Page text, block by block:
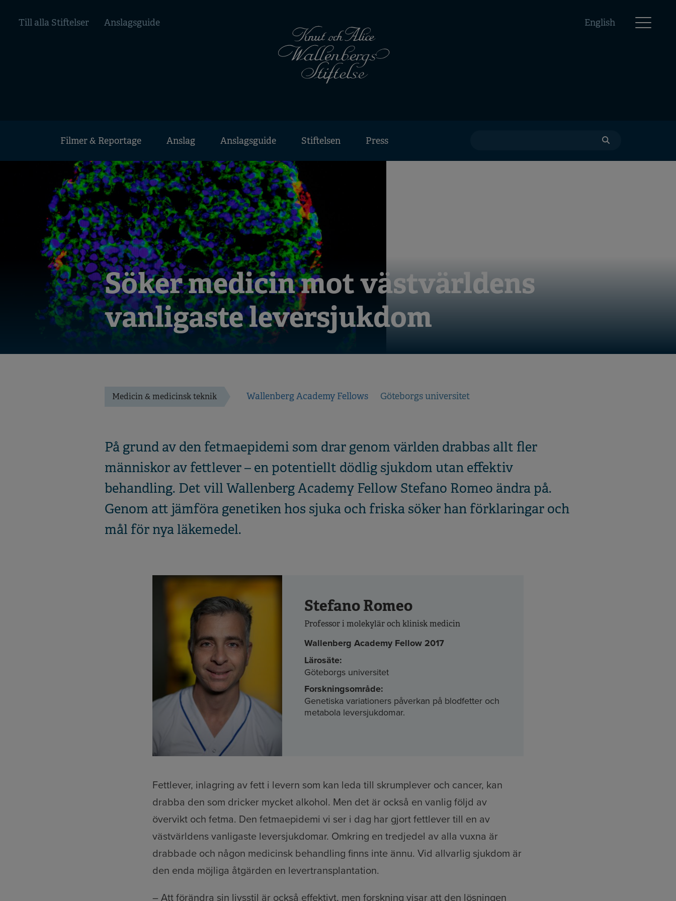
huvudinnehåll
Top
Till alla Stiftelser Anslagsguide English
Huvudmeny
Filmer & Reportage Anslag Anslagsguide Stiftelsen Press
Söker medicin mot västvärldens
vanligaste leversjukdom
Medicin & medicinsk teknik Wallenberg Academy Fellows Göteborgs universitet
På grund av den fetmaepidemi som drar genom världen drabbas allt fler
människor av fettlever – en potentiellt dödlig sjukdom utan effektiv
behandling. Det vill Wallenberg Academy Fellow Stefano Romeo ändra på.
Genom att jämföra genetiken hos sjuka och friska söker han förklaringar och
mål för nya läkemedel.
Stefano Romeo
Professor i molekylär och klinisk medicin
Wallenberg Academy Fellow 2017
Lärosäte:
Göteborgs universitet
Forskningsområde:
Genetiska variationers påverkan på blodfetter och
metabola leversjukdomar.
Fettlever, inlagring av fett i levern som kan leda till skrumplever och cancer, kan
drabba den som dricker mycket alkohol. Men det är också en vanlig följd av
övervikt och fetma. Den fetmaepidemi vi ser i dag har gjort fettlever till en av
västvärldens vanligaste leversjukdomar. Omkring en tredjedel av alla vuxna är
drabbade och någon medicinsk behandling finns inte ännu. Vid allvarlig sjukdom är
den enda möjliga åtgärden en levertransplantation.
– Att förändra sin livsstil är också effektivt, men forskning visar att den lösningen